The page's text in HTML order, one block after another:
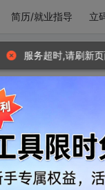
简历/就业指导 立
意，亿万富翁也嫁
“你吃得多吗？” “不
服务超时,请刷新